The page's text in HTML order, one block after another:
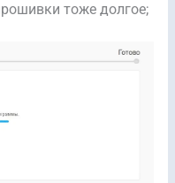
тоже долгое;